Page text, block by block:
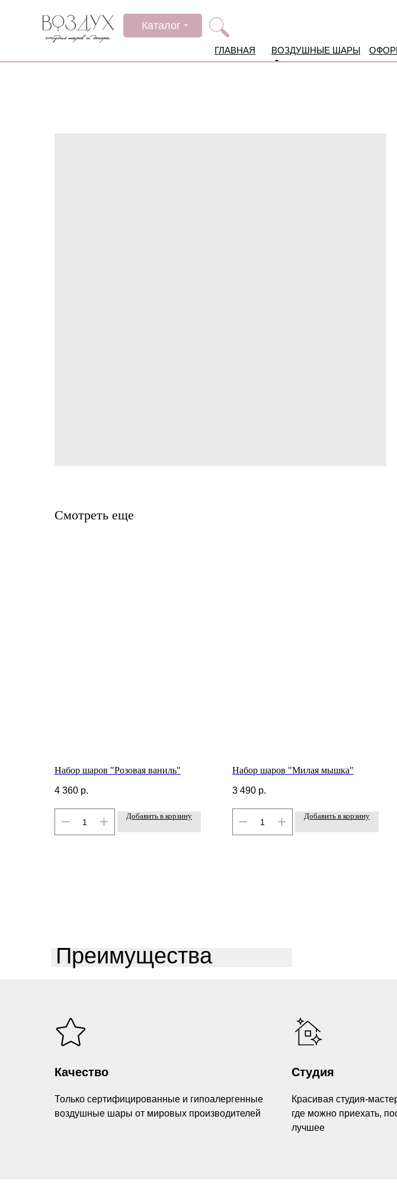
ВОЗДУШНЫЕ ШАРЫ
ГЛАВНАЯ
Каталог
Смотреть еще
Набор шаров "Розовая ваниль"
4 360 р.
Добавить в корзину
Набор шаров "Милая мышка"
3 490 р.
Добавить в корзину
Преимущества
Качество
Только сертифицированные и гипоалергенные
воздушные шары от мировых производителей
Студия
Красивая студия-
где можно приехать,
лучшее